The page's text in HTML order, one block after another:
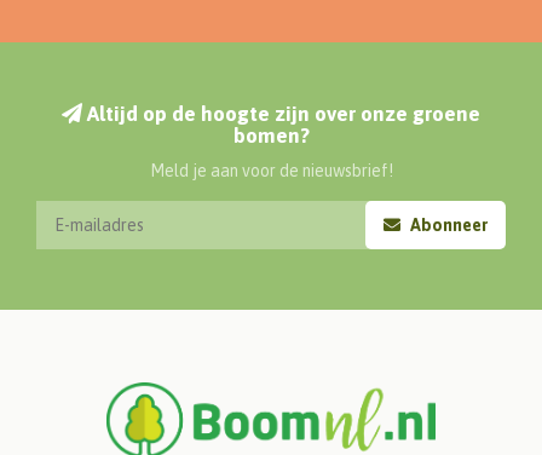
Altijd op de hoogte zijn over onze groene
bomen?
Meld je aan voor de nieuwsbrief!
Abonneer